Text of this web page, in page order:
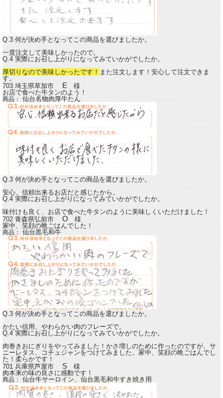
Q.3 何が決め手となってこの商品を選びましたか。
一度注文して美味しかったので。
Q.4 実際にお召し上がりになってみていかがでしたか。
厚切りなので美味しかったです！ また注文します！安心して注文できま
す。
703 埼玉県草加市E様
お店で食べた牛タンのよう！
商品：仙台名物肉厚牛たん
Q.3 何が決め手となってこの商品を選びましたか。
安心、信頼出来るお店だと感じたから。
Q.4 実際にお召し上がりになってみていかがでしたか。
味付けも良く、お店で食べた牛タンのように美味しくいただけました！
702 青森県弘前市O様
家中、笑顔の晩ごはんでした！
商品：仙台黒毛和牛
Q.3 何が決め手となってこの商品を選びましたか。
かたい信用、やわらかい肉のフレーズで。
Q.4 実際にお召し上がりになってみていかがでしたか。
肉巻きおにぎりをやってみました！かさ増しのために作ったのですが、サ
ニーレタス、コチュジャンをつけてみました。家中、笑顔の晩ごはんでし
た！柔らかです！
701 兵庫県芦屋市S様
肉本来の味の良さに感動です！
商品：仙台牛サーロイン、仙台黒毛和牛すき焼き用